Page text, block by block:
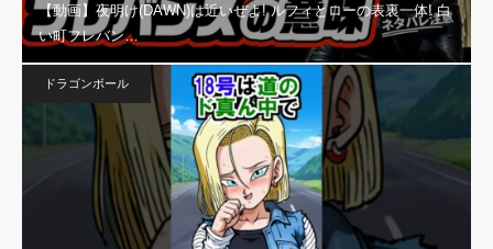
【動画】夜明け(DAWN)は近いぜよ! ルフィとローの表裏一体! 白
い町フレバン…
ドラゴンボール